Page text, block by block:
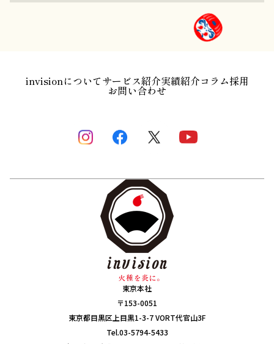
invisionについてサービス紹介実績紹介コラム採用
お問い合わせ
東京本社
〒153-0051
東京都目黒区上目黒1-3-7 VORT代官山3F
Tel.03-5794-5433